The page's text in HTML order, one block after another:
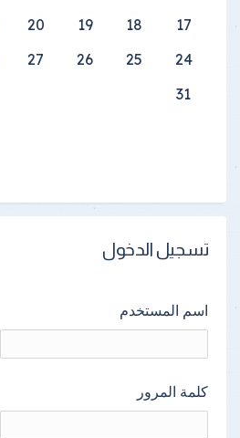
17
18
19
20
24
25
26
27
31
تسجيل الدخول
اسم المستخدم
كلمة المرور